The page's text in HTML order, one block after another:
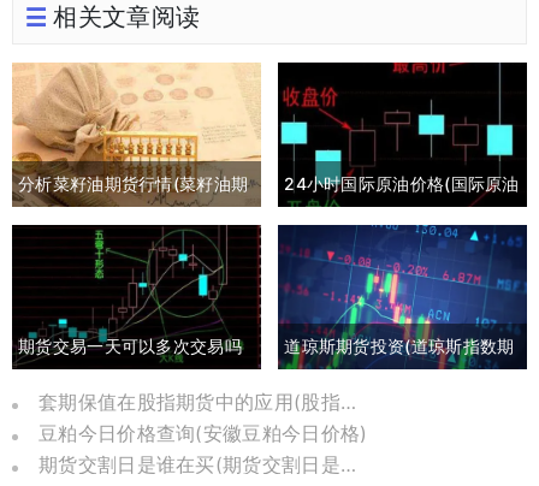
相关文章阅读
分析菜籽油期货行情(菜籽油期
货最新行情分析)
24小时国际原油价格(国际原油
期货24小时实时行情)
期货交易一天可以多次交易吗
(期货一天多次交易手续费多少)
道琼斯期货投资(道琼斯指数期
货实时行情)
套期保值在股指期货中的应用(股指期货套期保值是什么)
豆粕今日价格查询(安徽豆粕今日价格)
期货交割日是谁在买(期货交割日是怎么定下来的)